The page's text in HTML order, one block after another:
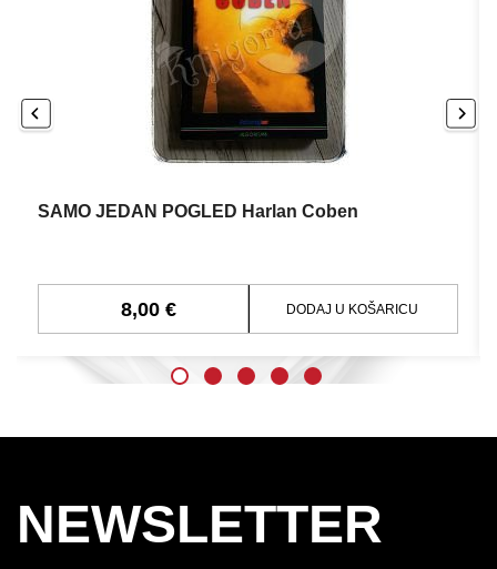
SAMO JEDAN POGLED Harlan Coben
8,00 € DODAJ U KOŠARICU
NEWSLETTER